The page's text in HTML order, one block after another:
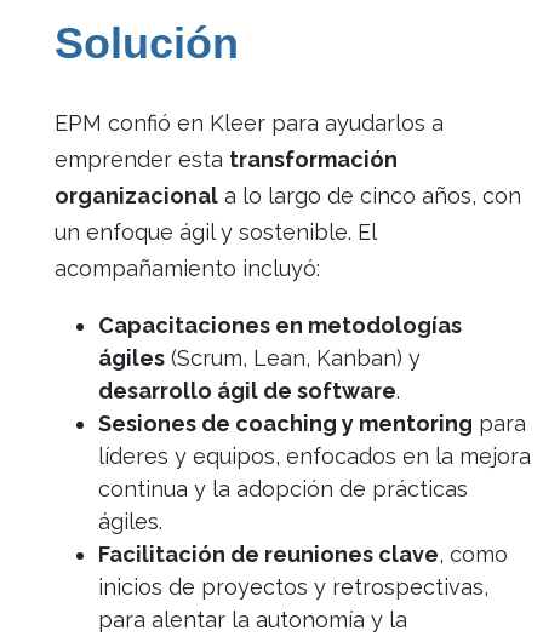
Solución
EPM confió en Kleer para ayudarlos a
emprender esta transformación
organizacionala lo largo de cinco años, con
un enfoque ágil y sostenible. El
acompañamiento incluyó:
Capacitaciones en metodologías
ágiles(Scrum, Lean, Kanban) y
desarrollo ágil de software.
Sesiones de coaching y mentoring para
líderes y equipos, enfocados en la mejora
continua y la adopción de prácticas
ágiles.
Facilitación de reuniones clave, como
inicios de proyectos y retrospectivas,
para alentar la autonomía y la